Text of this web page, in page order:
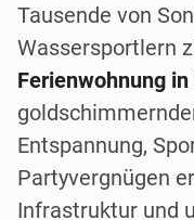
Tausende von
Wassersportlern
Ferienwohnung
Entspannung,
Partyvergnügen
Infrastruktur und